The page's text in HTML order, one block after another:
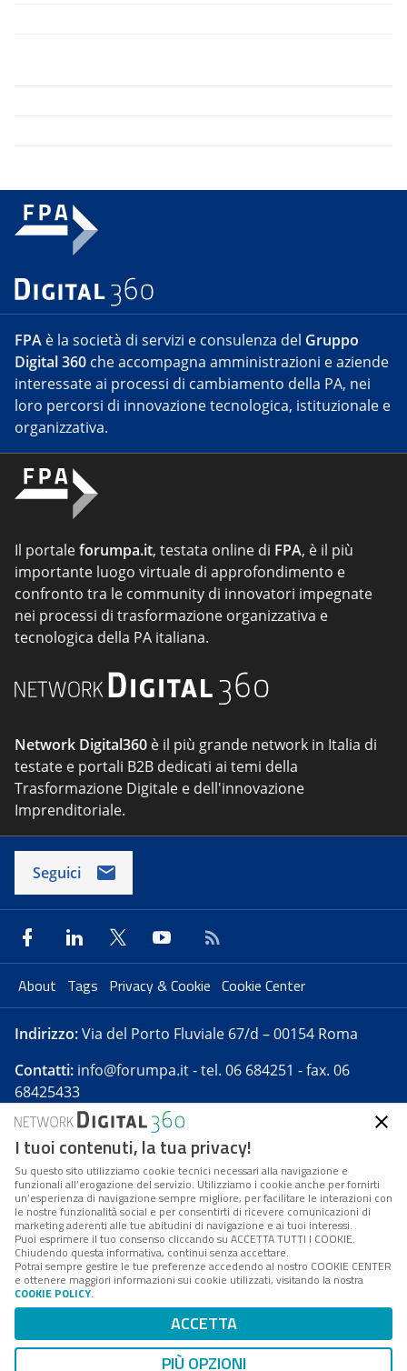
FPA è la società di servizi e consulenza del Gruppo
Digital 360 che accompagna amministrazioni e aziende
interessate ai processi di cambiamento della PA, nei
loro percorsi di innovazione tecnologica, istituzionale e
organizzativa.
Il portaleforumpa.it, testata online di FPA, è il più
importante luogo virtuale di approfondimento e
confronto tra le community di innovatori impegnate
nei processi di trasformazione organizzativa e
tecnologica della PA italiana.
Network Digital360 è il più grande network in Italia di
testate e portali B2B dedicati ai temi della
Trasformazione Digitale e dell'innovazione
Imprenditoriale.
Seguici
About Tags Privacy & Cookie Cookie Center
Indirizzo:Via del Porto Fluviale 67/d – 00154 Roma
Contatti: info@forumpa.it- tel. 06 684251 - fax. 06
68425433
Forumpa.itè una pubblicazione telematica iscritta
presso Registro della stampa del Tribunale di Roma -
Reg. n. 182 del 2 maggio 2008 - Direttore resp. Michela
Stentella
FPA s.r.l. è società soggetta a Direzione e
Coordinamento da parte di Digital360 S.p.A. - FPA s.r.l.
è un'azienda certificata per il sistema di management
Codice Fiscale/Partita IVA n. 10693191008 - R.E.A. Roma
n. 1249791. ISP AWS
Mappa del sito
I tuoi contenuti, la tua privacy!
Su questo sito utilizziamo cookie tecnici necessari alla navigazione e
funzionali all’erogazione del servizio. Utilizziamo i cookie anche per fornirti
un’esperienza di navigazione sempre migliore, per facilitare le interazioni con
le nostre funzionalità social e per consentirti di ricevere comunicazioni di
marketing aderenti alle tue abitudini di navigazione e ai tuoi interessi.
Puoi esprimere il tuo consenso cliccando su ACCETTA TUTTI I COOKIE.
Chiudendo questa informativa, continui senza accettare.
Potrai sempre gestire le tue preferenze accedendo al nostro COOKIE CENTER
e ottenere maggiori informazioni sui cookie utilizzati, visitando la nostra
COOKIE POLICY.
ACCETTA
PIÙ OPZIONI